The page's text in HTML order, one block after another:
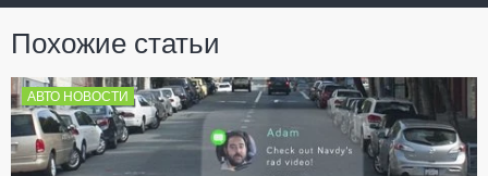
Похожие статьи
АВТО НОВОСТИ